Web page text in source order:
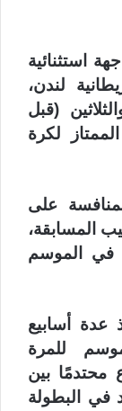
استثنائية
لندن،
(قبل
لكرة
على
المسابقة،
في الموسم
عدة أسابيع
للمرة
محتدمًا بين
في البطولة